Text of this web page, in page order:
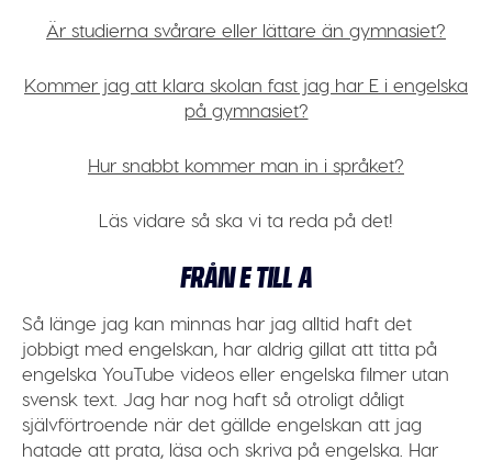
Är studierna svårare eller lättare än gymnasiet?
Kommer jag att klara skolan fast jag har E i engelska
på gymnasiet?
Hur snabbt kommer man in i språket?
Läs vidare så ska vi ta reda på det!
FRÅN E TILL A
Så länge jag kan minnas har jag alltid haft det
jobbigt med engelskan, har aldrig gillat att titta på
engelska YouTube videos eller engelska filmer utan
svensk text. Jag har nog haft så otroligt dåligt
självförtroende när det gällde engelskan att jag
hatade att prata, läsa och skriva på engelska. Har